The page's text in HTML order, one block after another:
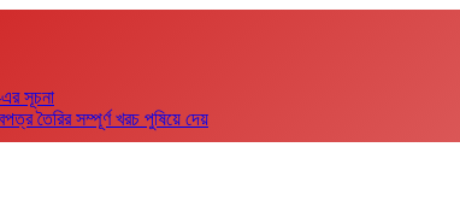
সূচনা
তৈরির সম্পূর্ণ খরচ পুষিয়ে দেয়